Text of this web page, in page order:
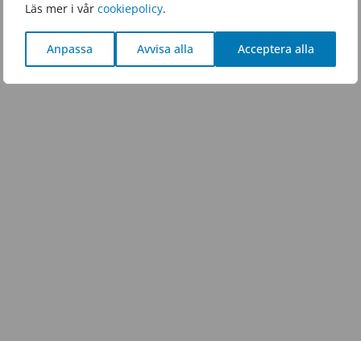
Läs mer i vår cookiepolicy.
Anpassa Avvisa alla Acceptera alla